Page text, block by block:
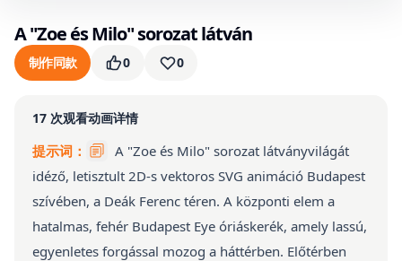
A "Zoe és Milo" sorozat látván
制作同款 0 0
17 次观看动画详情
提示词：
A "Zoe és Milo" sorozat látványvilágát
idéző, letisztult 2D-s vektoros SVG animáció Budapest
szívében, a Deák Ferenc téren. A központi elem a
hatalmas, fehér Budapest Eye óriáskerék, amely lassú,
egyenletes forgással mozog a háttérben. Előtérben